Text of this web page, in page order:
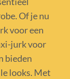
Of je nu
voor een
jurk voor
bieden
looks. Met